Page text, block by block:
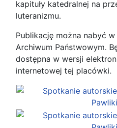
kapituły katedralnej na
luteranizmu.
Publikację można nabyć
Archiwum Państwowym.
dostępna w wersji
internetowej tej placówki.